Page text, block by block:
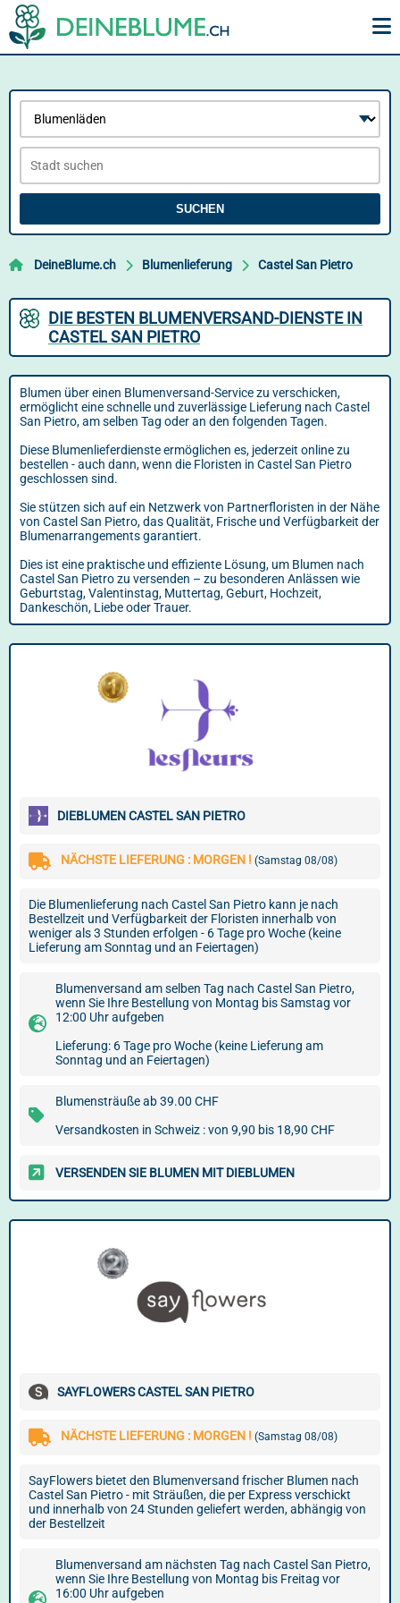
SUCHEN
DeineBlume.ch Blumenlieferung Castel San Pietro
DIE BESTEN BLUMENVERSAND-DIENSTE IN
CASTEL SAN PIETRO
Blumen über einen Blumenversand-Service zu verschicken,
ermöglicht eine schnelle und zuverlässige Lieferung nach Castel
San Pietro, am selben Tag oder an den folgenden Tagen.
Diese Blumenlieferdienste ermöglichen es, jederzeit online zu
bestellen - auch dann, wenn die Floristen in Castel San Pietro
geschlossen sind.
Sie stützen sich auf ein Netzwerk von Partnerfloristen in der Nähe
von Castel San Pietro, das Qualität, Frische und Verfügbarkeit der
Blumenarrangements garantiert.
Dies ist eine praktische und effiziente Lösung, um Blumen nach
Castel San Pietro zu versenden – zu besonderen Anlässen wie
Geburtstag, Valentinstag, Muttertag, Geburt, Hochzeit,
Dankeschön, Liebe oder Trauer.
DIEBLUMEN CASTEL SAN PIETRO
NÄCHSTE LIEFERUNG : MORGEN ! (Samstag 08/08)
Die Blumenlieferung nach Castel San Pietro kann je nach
Bestellzeit und Verfügbarkeit der Floristen innerhalb von
weniger als 3 Stunden erfolgen - 6 Tage pro Woche (keine
Lieferung am Sonntag und an Feiertagen)
Blumenversand am selben Tag nach Castel San Pietro,
wenn Sie Ihre Bestellung von Montag bis Samstag vor
12:00 Uhr aufgeben
Lieferung: 6 Tage pro Woche (keine Lieferung am
Sonntag und an Feiertagen)
Blumensträuße ab 39.00 CHF
Versandkosten in Schweiz : von 9,90 bis 18,90 CHF
VERSENDEN SIE BLUMEN MIT DIEBLUMEN
SAYFLOWERS CASTEL SAN PIETRO
NÄCHSTE LIEFERUNG : MORGEN ! (Samstag 08/08)
SayFlowers bietet den Blumenversand frischer Blumen nach
Castel San Pietro - mit Sträußen, die per Express verschickt
und innerhalb von 24 Stunden geliefert werden, abhängig von
der Bestellzeit
Blumenversand am nächsten Tag nach Castel San Pietro,
wenn Sie Ihre Bestellung von Montag bis Freitag vor
16:00 Uhr aufgeben